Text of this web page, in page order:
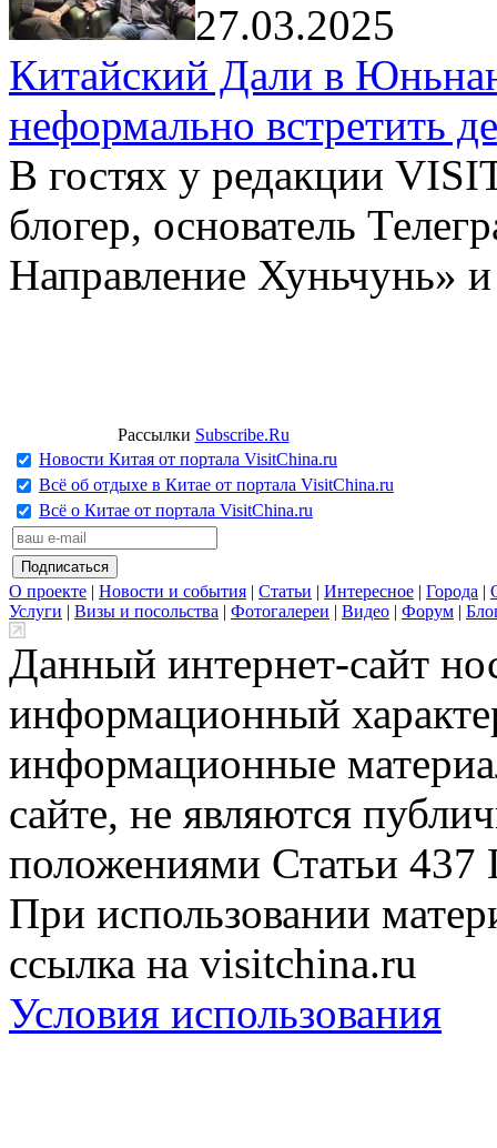
27.03.2025
Китайский Дали в
неформально встретить
В гостях у редакции
блогер, основатель
Направление Хуньчунь»
Рассылки Subscribe.Ru
Новости Китая от портала VisitChina.ru
Всё об отдыхе в Китае от портала VisitChina.ru
Всё о Китае от портала VisitChina.ru
О проекте | Новости и события | Статьи | Интересное | Города |
Услуги | Визы и посольства | Фотогалереи | Видео | Форум |
Данный интернет-сайт
информационный
информационные
сайте, не являются
положениями Статьи 437
При использовании
ссылка на visitchina.ru
Условия использования